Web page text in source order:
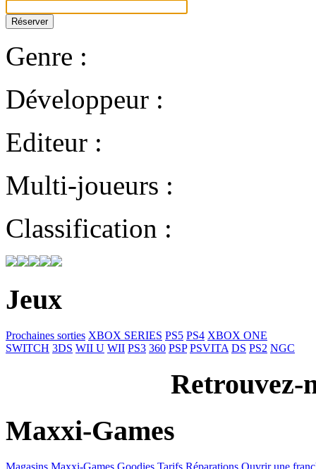
Genre :
Développeur :
Editeur :
Multi-joueurs :
Classification :
Jeux
Prochaines sorties XBOX SERIES PS5 PS4 XBOX ONE
SWITCH 3DS WII U WII PS3 360 PSP PSVITA DS PS2 NGC
Retrouvez-
Maxxi-Games
Magasins Maxxi-Games Goodies Tarifs Réparations Ouvrir une